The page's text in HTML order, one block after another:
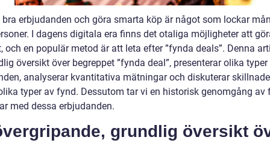
erbjudanden och göra smarta köp är något som lockar
I dagens digitala era finns det otaliga möjligheter att
och en populär metod är att leta efter ”fynda deals”. Denna
översikt över begreppet ”fynda deal”, presenterar olika typer
analyserar kvantitativa mätningar och diskuterar
typer av fynd. Dessutom tar vi en historisk genomgång av
med dessa erbjudanden.
grundlig översikt